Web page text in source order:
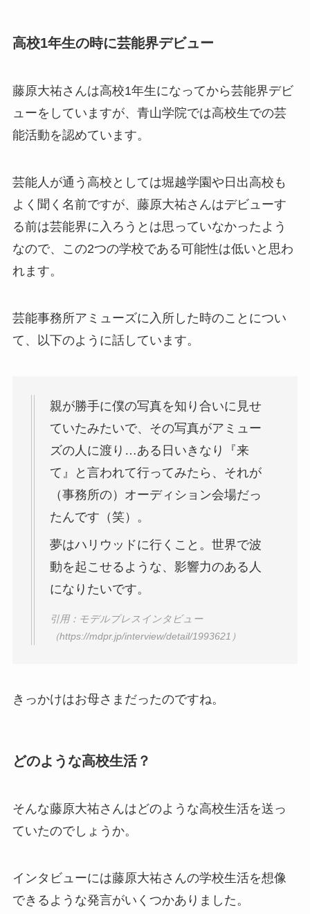
高校1年生の時に芸能界デビュー
藤原大祐さんは高校1年生になってから芸能界デビ
ューをしていますが、青山学院では高校生での芸
能活動を認めています。
芸能人が通う高校としては堀越学園や日出高校も
よく聞く名前ですが、藤原大祐さんはデビューす
る前は芸能界に入ろうとは思っていなかったよう
なので、この2つの学校である可能性は低いと思わ
れます。
芸能事務所アミューズに入所した時のことについ
て、以下のように話しています。
親が勝手に僕の写真を知り合いに見せ
ていたみたいで、その写真がアミュー
ズの人に渡り…ある日いきなり『来
て』と言われて行ってみたら、それが
（事務所の）オーディション会場だっ
たんです（笑）。
夢はハリウッドに行くこと。世界で波
動を起こせるような、影響力のある人
になりたいです。
引用：モデルプレスインタビュー
（https://mdpr.jp/interview/detail/1993621）
きっかけはお母さまだったのですね。
どのような高校生活？
そんな藤原大祐さんはどのような高校生活を送っ
ていたのでしょうか。
インタビューには藤原大祐さんの学校生活を想像
できるような発言がいくつかありました。